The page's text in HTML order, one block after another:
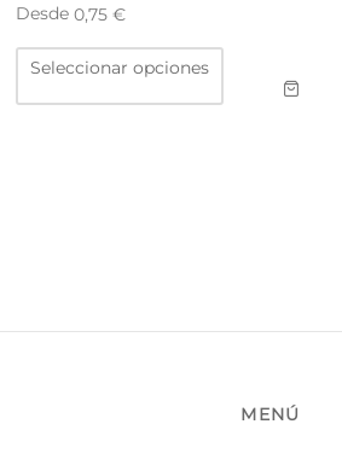
Desde 0,75 €
Seleccionar opciones
Este
múltiples
MENÚ